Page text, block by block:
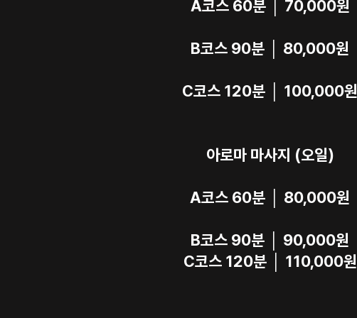
A코스 60분 │ 70,000원
B코스 90분 │ 80,000원
C코스 120분 │ 100,000원
아로마 마사지 (오일)
A코스 60분 │ 80,000원
B코스 90분 │ 90,000원
C코스 120분 │ 110,000원